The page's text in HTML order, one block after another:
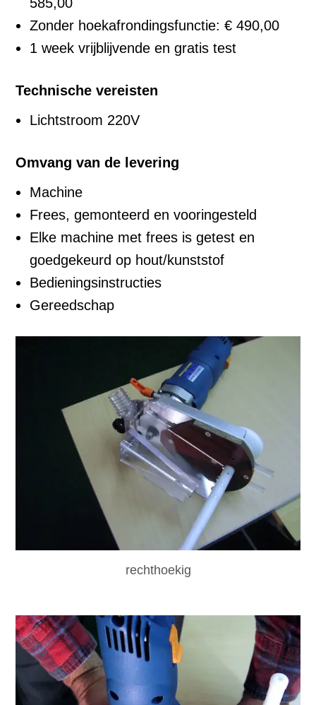
Zonder hoekafrondingsfunctie: € 490,00
1 week vrijblijvende en gratis test
Technische vereisten
Lichtstroom 220V
Omvang van de levering
Machine
Frees, gemonteerd en vooringesteld
Elke machine met frees is getest en
goedgekeurd op hout/kunststof
Bedieningsinstructies
Gereedschap
rechthoekig